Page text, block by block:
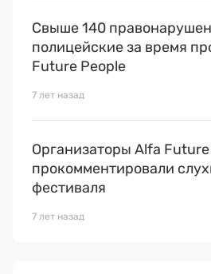
Свыше 140
полицейские за время
Future People
7 лет назад
Организаторы Alfa
прокомментировали
фестиваля
7 лет назад